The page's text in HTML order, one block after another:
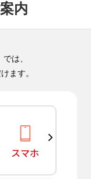
内
は、
ます。
スマホ